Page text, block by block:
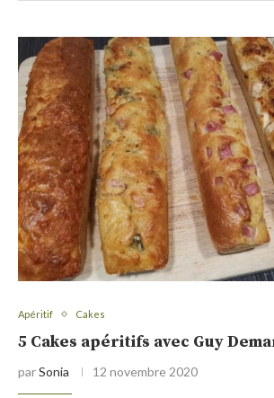
Apéritif Cakes
5 Cakes apéritifs avec Guy
parSonia 12 novembre 2020